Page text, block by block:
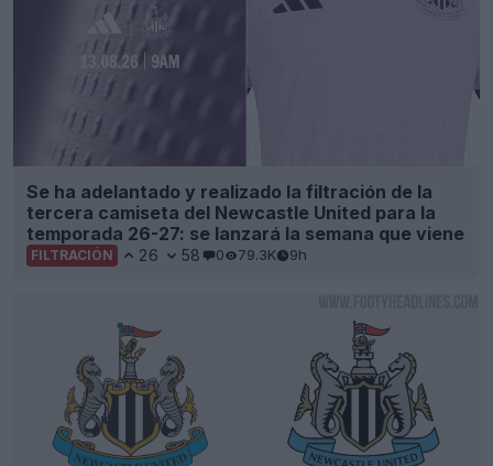
Se ha adelantado y realizado la filtración de la
tercera camiseta del Newcastle United para la
temporada 26-27: se lanzará la semana que viene
FILTRACIÓN 26 58 0 79.3K 9h